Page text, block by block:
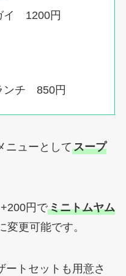
イ 1200円
ランチ 850円
ニューとしてスープ
円でミニトムヤム
変更可能です。
ートセットも用意さ